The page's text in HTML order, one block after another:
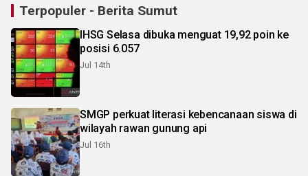
Terpopuler - Berita Sumut
IHSG Selasa dibuka menguat 19,92 poin ke
posisi 6.057
Jul 14th
SMGP perkuat literasi kebencanaan siswa di
wilayah rawan gunung api
Jul 16th